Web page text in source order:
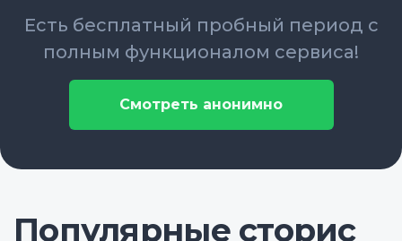
Есть бесплатный пробный период с
полным функционалом сервиса!
Смотреть анонимно
Популярные сторис